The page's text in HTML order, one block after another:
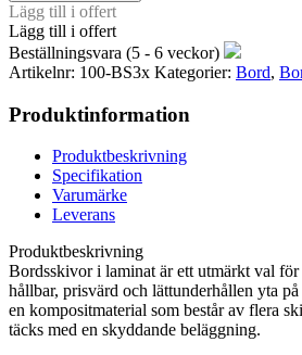
Lägg till i offert
Lägg till i offert
Beställningsvara (5 - 6 veckor)
Artikelnr: 100-BS3x Kategorier: Bord,
Produktinformation
Produktbeskrivning
Specifikation
Varumärke
Leverans
Produktbeskrivning
Bordsskivor i laminat är ett utmärkt val
hållbar, prisvärd och lättunderhållen yta
en kompositmaterial som består av flera
täcks med en skyddande beläggning.